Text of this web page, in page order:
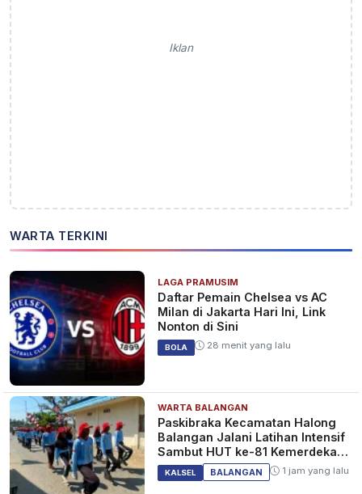
Iklan
WARTA TERKINI
LAGA PRAMUSIM
Daftar Pemain Chelsea vs AC
Milan di Jakarta Hari Ini, Link
Nonton di Sini
BOLA 28 menit yang lalu
WARTA BALANGAN
Paskibraka Kecamatan Halong
Balangan Jalani Latihan Intensif
Sambut HUT ke-81 Kemerdekaan
RIKALSEL BALANGAN 1 jam yang lalu